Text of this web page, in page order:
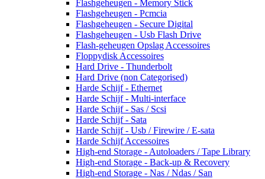
Flashgeheugen - Memory Stick
Flashgeheugen - Pcmcia
Flashgeheugen - Secure Digital
Flashgeheugen - Usb Flash Drive
Flash-geheugen Opslag Accessoires
Floppydisk Accessoires
Hard Drive - Thunderbolt
Hard Drive (non Categorised)
Harde Schijf - Ethernet
Harde Schijf - Multi-interface
Harde Schijf - Sas / Scsi
Harde Schijf - Sata
Harde Schijf - Usb / Firewire / E-sata
Harde Schijf Accessoires
High-end Storage - Autoloaders / Tape Library
High-end Storage - Back-up & Recovery
High-end Storage - Nas / Ndas / San